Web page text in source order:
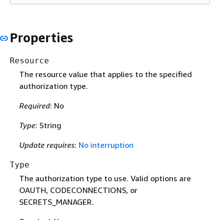
Properties
Resource
The resource value that applies to the specified
authorization type.
Required: No
Type: String
Update requires: No interruption
Type
The authorization type to use. Valid options are
OAUTH, CODECONNECTIONS, or
SECRETS_MANAGER.